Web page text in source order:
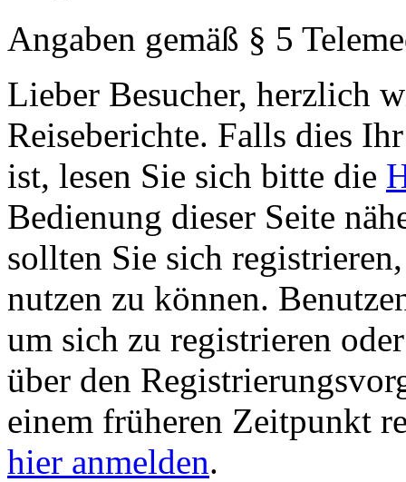
Angaben gemäß § 5
Lieber Besucher, herzlich
Reiseberichte. Falls dies
ist, lesen Sie sich bitte die
Bedienung dieser Seite
sollten Sie sich
nutzen zu können.
um sich zu registrieren
über den
einem früheren Zeitpunkt
hier anmelden.